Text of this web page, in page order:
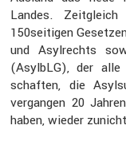
Landes.
150seitigen
und Asylrechts
(AsylbLG), der
schaften, die
vergangen 20
haben, wieder